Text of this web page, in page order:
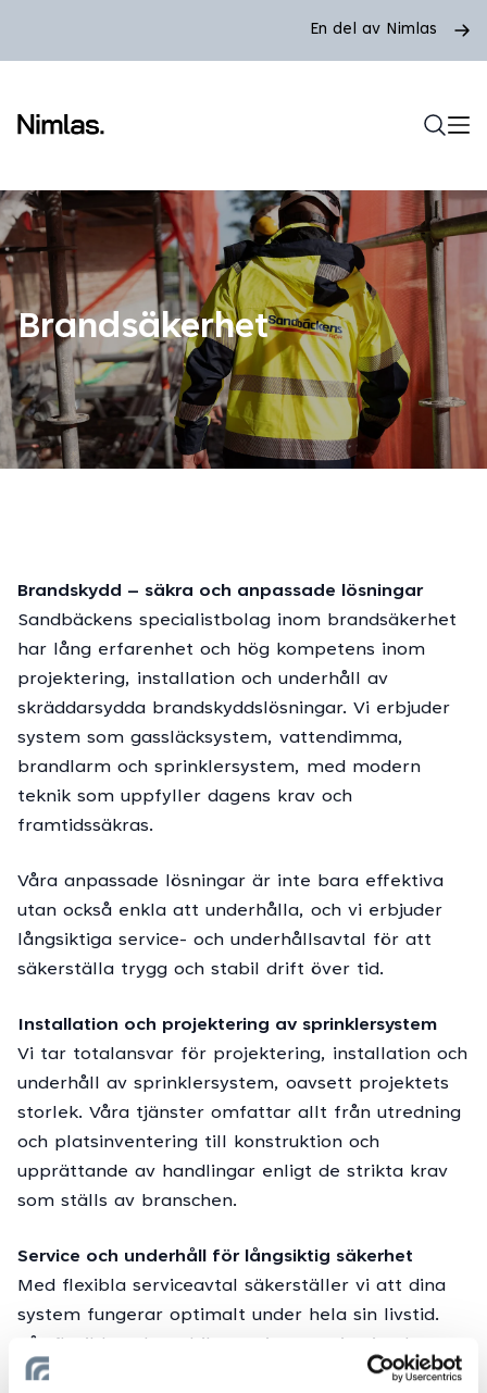
En del av Nimlas
Brandsäkerhet
Brandskydd – säkra och anpassade lösningar
Sandbäckens specialistbolag inom brandsäkerhet
har lång erfarenhet och hög kompetens inom
projektering, installation och underhåll av
skräddarsydda brandskyddslösningar. Vi erbjuder
system som gassläcksystem, vattendimma,
brandlarm och sprinklersystem, med modern
teknik som uppfyller dagens krav och
framtidssäkras.
Våra anpassade lösningar är inte bara effektiva
utan också enkla att underhålla, och vi erbjuder
långsiktiga service- och underhållsavtal för att
säkerställa trygg och stabil drift över tid.
Installation och projektering av sprinklersystem
Vi tar totalansvar för projektering, installation och
underhåll av sprinklersystem, oavsett projektets
storlek. Våra tjänster omfattar allt från utredning
och platsinventering till konstruktion och
upprättande av handlingar enligt de strikta krav
som ställs av branschen.
Service och underhåll för långsiktig säkerhet
Med flexibla serviceavtal säkerställer vi att dina
system fungerar optimalt under hela sin livstid.
snabbt åtgärda fel och genomföra förebyggande